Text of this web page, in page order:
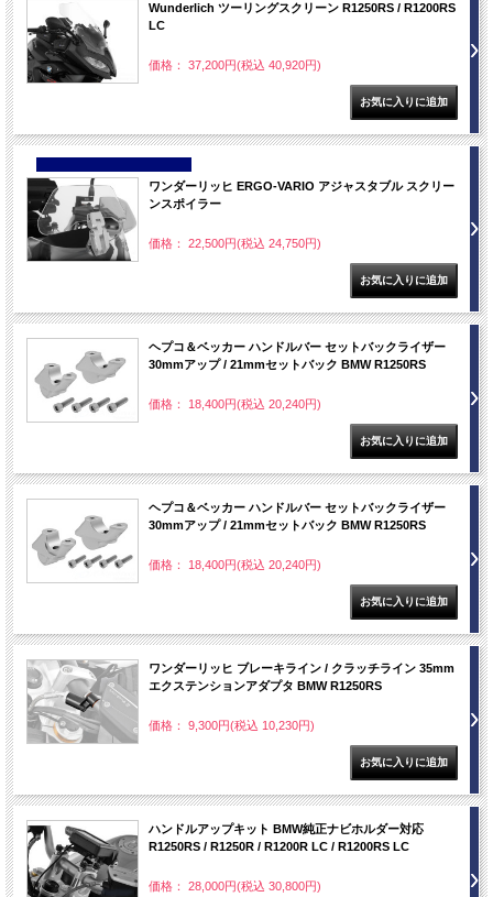
Wunderlich ツーリングスクリーン R1250RS / R1200RS
LC
価格： 37,200円(税込 40,920円)
ワンダーリッヒ ERGO-VARIO アジャスタブル スクリー
ンスポイラー
価格： 22,500円(税込 24,750円)
ヘプコ＆ベッカー ハンドルバー セットバックライザー
30mmアップ / 21mmセットバック BMW R1250RS
価格： 18,400円(税込 20,240円)
ヘプコ＆ベッカー ハンドルバー セットバックライザー
30mmアップ / 21mmセットバック BMW R1250RS
価格： 18,400円(税込 20,240円)
ワンダーリッヒ ブレーキライン / クラッチライン 35mm
エクステンションアダプタ BMW R1250RS
価格： 9,300円(税込 10,230円)
ハンドルアップキット BMW純正ナビホルダー対応
R1250RS / R1250R / R1200R LC / R1200RS LC
価格： 28,000円(税込 30,800円)